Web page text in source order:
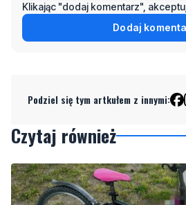
Klikając "dodaj komentarz",
Dodaj
Podziel się tym artkułem z innymi:
Czytaj również